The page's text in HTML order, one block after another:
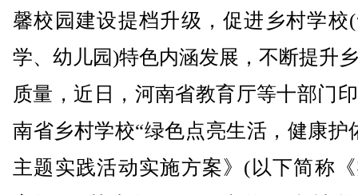
馨校园建设提档升级，促进乡村学校
学、幼儿园)特色内涵发展，不断提升
质量，近日，河南省教育厅等十部门
南省乡村学校“绿色点亮生活，健康护
主题实践活动实施方案》(以下简称